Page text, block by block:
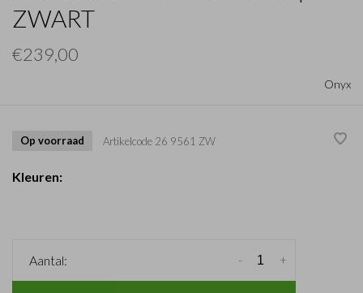
ZWART
€239,00
Onyx
Op voorraad Artikelcode 26 9561 ZW
Kleuren:
Aantal: +
-